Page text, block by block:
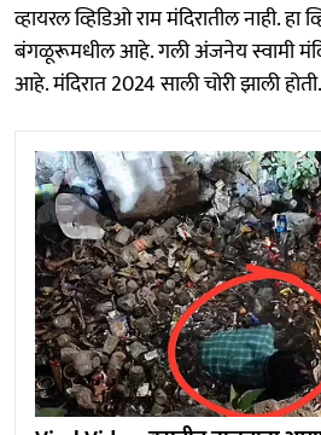
व्हायरल व्हिडिओ राम मंदिरातील नाही. हा
बंगळूरूमधील आहे. गली अंजनेय स्वामी
आहे. मंदिरात 2024 साली चोरी झाली होती.